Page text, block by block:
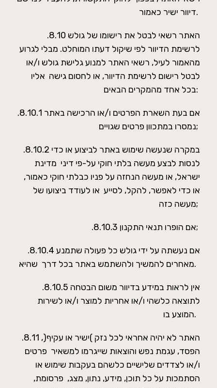
דיוור ישיר כאמור.
.8.10 האתר רשאי לבטל את רישומו של גולש
לרשימת הדיוור לפי שיקול דעתו המוחלט. מבלי לגרוע
מהאמור לעיל, רשאי האתר למנוע גלישת גולש ו/או
לבטל רישום לרשימת הדיוור, או לחסום גישה אליו
בכל אחד מהמקרים הבאים:
.8.10.1 אם בעת השארת הפרטים ו/או הרכישה באתר
נמסרו במתכוון פרטים שגויים;
.8.10.2 במקרה שנעשה שימוש באתר לביצוע או כדי
לנסות לבצע מעשה בלתי חוקי על-פי דיני מדינת
ישראל, או מעשה הנחזה על פניו כבלתי חוקי כאמור,
או כדי לאפשר, להקל, לסייע או לעודד ביצועו של
מעשה כזה;
.8.10.3 אם הופרו תנאי התקנון;
.8.10.4 אם נעשתה על ידי גולש כל פעולה שתמנע
מאחרים להמשיך ולהשתמש באתר בכל דרך שהיא.
.8.10.5 אין לראות במידע בדיוור משום הבטחה
לתוצאה כלשהי ו/או אחריות למוצר ו/או לשירות
המוצע בו.
.8.11 האתר לא יהיה אחראי לכל נזק )ישיר או עקיף(,
הפסד, עגמת נפש והוצאות שייגרמו למשאיר פרטים
ו/או לצדדים שלישיים כלשהם בעקבות שימוש או
הסתמכות על כל תוכן, מידע, נתון, מצג, פרסומת,